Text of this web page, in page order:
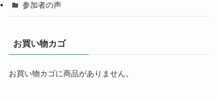
参加者の声
お買い物カゴ
お買い物カゴに商品がありません。